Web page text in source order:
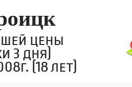
цены
3 дня)
(18 лет)